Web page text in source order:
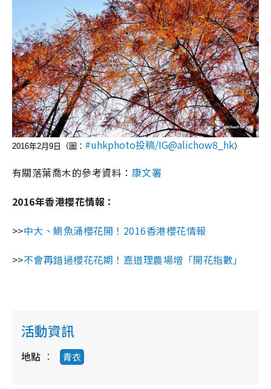
2016年2月9日（圖： #uhkphoto投稿/IG@alichow8_hk）
有關落葉喬木的參考資料： 康文署
2016年香港櫻花情報：
>>中大、鰂魚涌櫻花開！2016香港櫻花情報
>>不會再錯過櫻花花期！嘉道理農場增「開花指數」
活動資訊
地點 青衣